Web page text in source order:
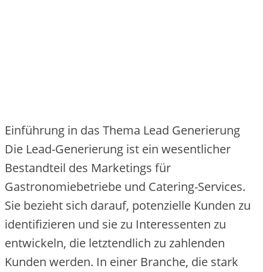
Einführung in das Thema Lead Generierung
Die Lead-Generierung ist ein wesentlicher
Bestandteil des Marketings für
Gastronomiebetriebe und Catering-Services.
Sie bezieht sich darauf, potenzielle Kunden zu
identifizieren und sie zu Interessenten zu
entwickeln, die letztendlich zu zahlenden
Kunden werden. In einer Branche, die stark